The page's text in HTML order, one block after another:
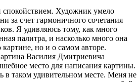
Художник умело
за счет гармоничного сочетания
Я удивляюсь тому, как много
палитра, и насколько много она
картине, но и о самом авторе.
Василия Дмитриевича
место для написания картины.
в таком удивительном месте. Меня не